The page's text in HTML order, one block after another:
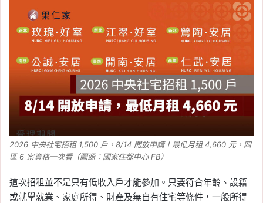
2026 中央社宅招租 1,500 戶，8/14 開放申請！最低月租 4,660 元，四
區 6 案資格一次看（圖源：國家住都中心 FB）
這次招租並不是只有低收入戶才能參加。只要符合年齡、設籍
或就學就業、家庭所得、財產及無自有住宅等條件，一般所得